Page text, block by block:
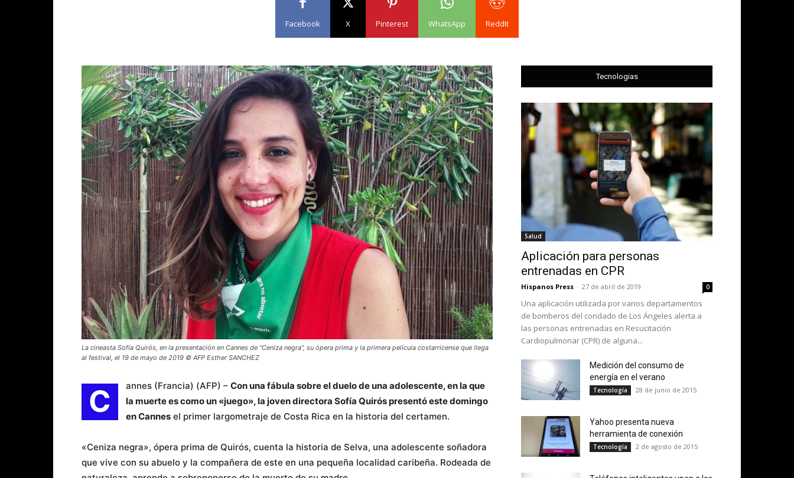
Facebook X Pinterest WhatsApp ReddIt
La cineasta Sofía Quirós, en la presentación en Cannes de "Ceniza negra", su ópera prima y la primera película costarricense que llega
al festival, el 19 de mayo de 2019 © AFP Esther SANCHEZ
C annes (Francia) (AFP) – Con una fábula sobre el duelo de una adolescente, en la que
la muerte es como un «juego», la joven directora Sofía Quirós presentó este domingo
en Cannes el primer largometraje de Costa Rica en la historia del certamen.
«Ceniza negra», ópera prima de Quirós, cuenta la historia de Selva, una adolescente soñadora
que vive con su abuelo y la compañera de este en una pequeña localidad caribeña. Rodeada de
Tecnologias
Salud
Aplicación para personas
entrenadas en CPR
Hispanos Press - 27 de abril de 2019 0
Una aplicación utilizada por varios departamentos
de bomberos del condado de Los Ángeles alerta a
las personas entrenadas en Resucitación
Cardiopulmonar (CPR) de alguna...
Medición del consumo de
energía en el verano
Tecnología 28 de junio de 2015
Yahoo presenta nueva
herramienta de conexión
Tecnología 2 de agosto de 2015